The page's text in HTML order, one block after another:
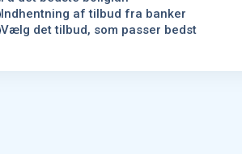
Indhentning af tilbud fra banker
Vælg det tilbud, som passer bedst